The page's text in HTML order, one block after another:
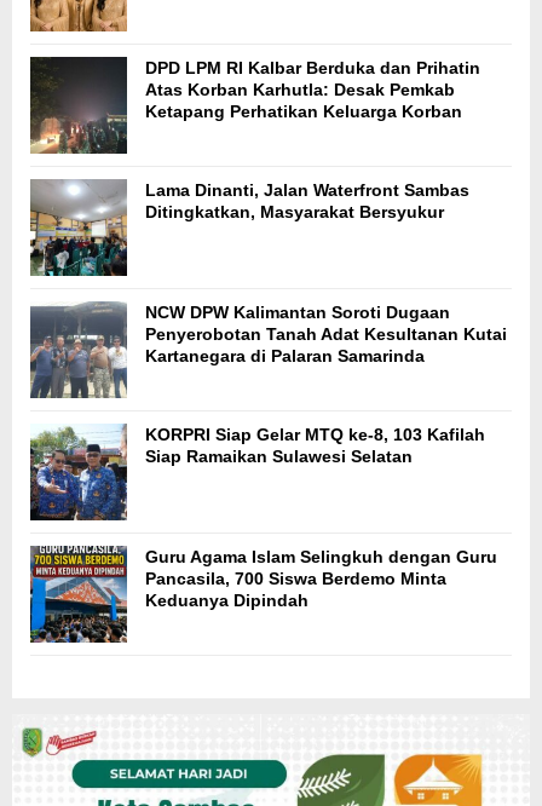
DPD LPM RI Kalbar Berduka dan Prihatin
Atas Korban Karhutla: Desak Pemkab
Ketapang Perhatikan Keluarga Korban
Lama Dinanti, Jalan Waterfront Sambas
Ditingkatkan, Masyarakat Bersyukur
NCW DPW Kalimantan Soroti Dugaan
Penyerobotan Tanah Adat Kesultanan Kutai
Kartanegara di Palaran Samarinda
KORPRI Siap Gelar MTQ ke-8, 103 Kafilah
Siap Ramaikan Sulawesi Selatan
Guru Agama Islam Selingkuh dengan Guru
Pancasila, 700 Siswa Berdemo Minta
Keduanya Dipindah